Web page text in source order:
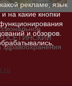
ОСЕТИНСКИЙ
рекламе; язык
на какие кнопки
и обзоров.